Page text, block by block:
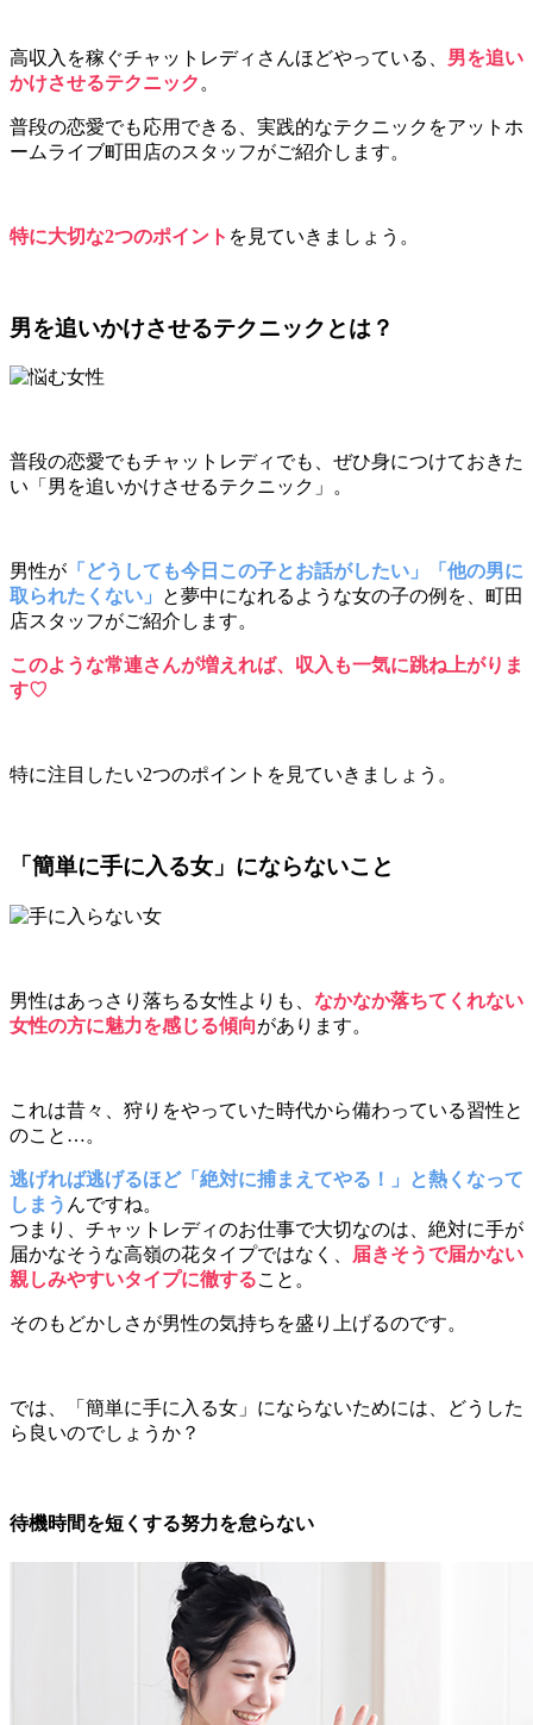
高収入を稼ぐチャットレディさんほどやっている、 男を追い
かけさせるテクニック 。
普段の恋愛でも応用できる、実践的なテクニックをアットホ
ームライブ町田店のスタッフがご紹介します。
特に大切な2つのポイント を見ていきましょう。
男を追いかけさせるテクニックとは？
普段の恋愛でもチャットレディでも、ぜひ身につけておきた
い「男を追いかけさせるテクニック」。
男性が 「どうしても今日この子とお話がしたい」「他の男に
取られたくない」
と夢中になれるような女の子の例を、町田
店スタッフがご紹介します。
このような常連さんが増えれば、収入も一気に跳ね上がりま
す♡
特に注目したい2つのポイントを見ていきましょう。
「簡単に手に入る女」にならないこと
男性はあっさり落ちる女性よりも、 なかなか落ちてくれない
女性の方に魅力を感じる傾向があります。
これは昔々、狩りをやっていた時代から備わっている習性と
のこと…。
逃げれば逃げるほど「絶対に捕まえてやる！」と熱くなって
しまう んですね。
つまり、チャットレディのお仕事で大切なのは、絶対に手が
届かなそうな高嶺の花タイプではなく、
届きそうで届かない
親しみやすいタイプに徹すること。
そのもどかしさが男性の気持ちを盛り上げるのです。
では、「簡単に手に入る女」にならないためには、どうした
ら良いのでしょうか？
待機時間を短くする努力を怠らない